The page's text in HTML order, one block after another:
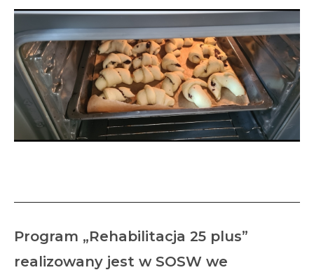
Program „Rehabilitacja 25 plus”
realizowany jest w SOSW we